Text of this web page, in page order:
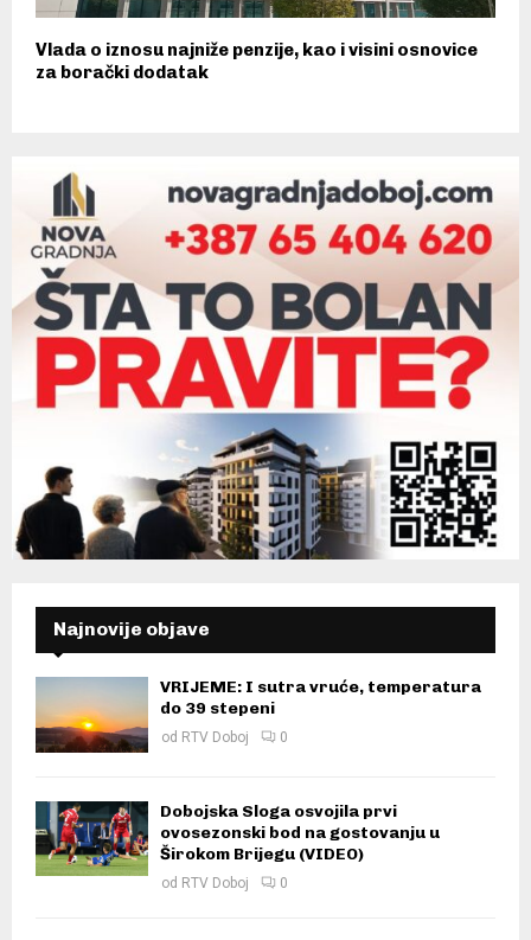
Vlada o iznosu najniže penzije, kao i visini osnovice
za borački dodatak
Najnovije objave
VRIJEME: I sutra vruće, temperatura
do 39 stepeni
od RTV Doboj 0
Dobojska Sloga osvojila prvi
ovosezonski bod na gostovanju u
Širokom Brijegu (VIDEO)
od RTV Doboj 0